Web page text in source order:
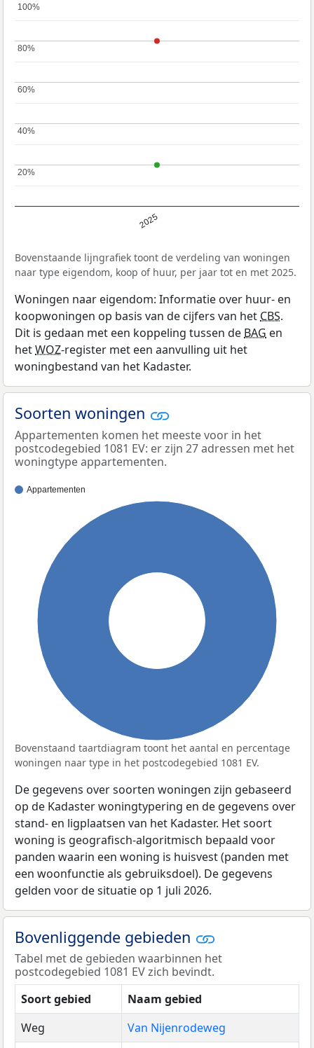
2025
20%
20%
40%
40%
60%
60%
80%
80%
100%
100%
Bovenstaande lijngrafiek toont de verdeling van woningen
naar type eigendom, koop of huur, per jaar tot en met 2025.
Woningen naar eigendom: Informatie over huur- en
koopwoningen op basis van de cijfers van hetCBS.
Dit is gedaan met een koppeling tussen deBAG en
hetWOZ-register met een aanvulling uit het
woningbestand van het Kadaster.
Soorten woningen
Appartementen komen het meeste voor in het
postcodegebied 1081 EV: er zijn 27 adressen met het
woningtype appartementen.
Appartementen
Bovenstaand taartdiagram toont het aantal en percentage
woningen naar type in het postcodegebied 1081 EV.
De gegevens over soorten woningen zijn gebaseerd
op de Kadaster woningtypering en de gegevens over
stand- en ligplaatsen van het Kadaster. Het soort
woning is geografisch-algoritmisch bepaald voor
panden waarin een woning is huisvest (panden met
een woonfunctie als gebruiksdoel). De gegevens
gelden voor de situatie op 1 juli 2026.
Bovenliggende gebieden
Tabel met de gebieden waarbinnen het
postcodegebied 1081 EV zich bevindt.
Soort gebied
Naam gebied
Weg
Van Nijenrodeweg